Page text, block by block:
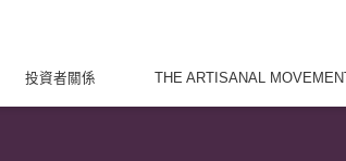
投資者關係 THE ARTISANAL MOVEMENT